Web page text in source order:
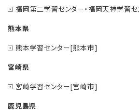
福岡第二学習センター・福岡天神学習
熊本県
熊本学習センター[熊本市]
宮崎県
宮崎学習センター[宮崎市]
鹿児島県